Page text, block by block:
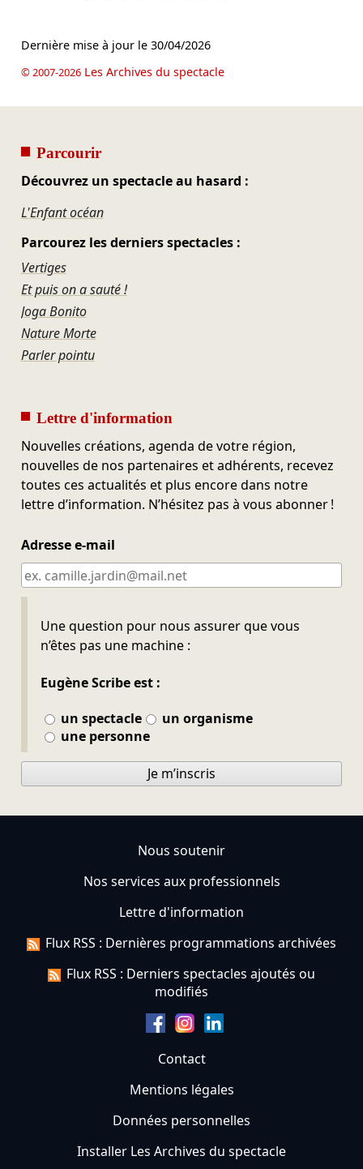
Dernière mise à jour le 30/04/2026
© 2007-2026Les Archives du spectacle
Parcourir
Découvrez un spectacle au hasard :
L'Enfant océan
Parcourez les derniers spectacles :
Vertiges
Et puis on a sauté !
Joga Bonito
Nature Morte
Parler pointu
Lettre d'information
Nouvelles créations, agenda de votre région,
nouvelles de nos partenaires et adhérents, recevez
toutes ces actualités et plus encore dans notre
lettre d’information. N’hésitez pas à vous abonner !
Adresse e-mail
Une question pour nous assurer que vous
n’êtes pas une machine :
Eugène Scribe est :
un spectacle
un organisme
une personne
Ne pas remplir
Je m’inscris
Nous soutenir
Nos services aux professionnels
Lettre d'information
Flux RSS : Dernières programmations archivées
Flux RSS : Derniers spectacles ajoutés ou
modifiés
Contact
Mentions légales
Données personnelles
Installer Les Archives du spectacle